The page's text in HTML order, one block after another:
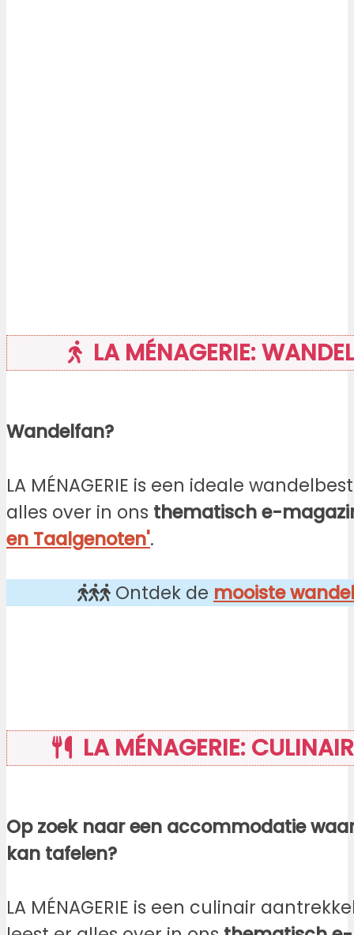
LA MÉNAGERIE:
Wandelfan?
LA MÉNAGERIE is een ideale
alles over in ons thematisch e-
en Taalgenoten'.
Ontdek de mooiste
LA MÉNAGERIE:
Op zoek naar een accommodatie
kan tafelen?
LA MÉNAGERIE is een culinair